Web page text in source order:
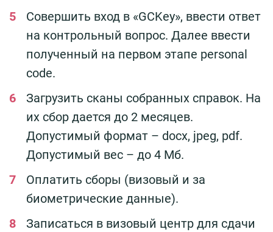
Совершить вход в «GCKey», ввести ответ
на контрольный вопрос. Далее ввести
полученный на первом этапе personal
code.
Загрузить сканы собранных справок. На
их сбор дается до 2 месяцев.
Допустимый формат – docx, jpeg, pdf.
Допустимый вес – до 4 Мб.
Оплатить сборы (визовый и за
биометрические данные).
Записаться в визовый центр для сдачи